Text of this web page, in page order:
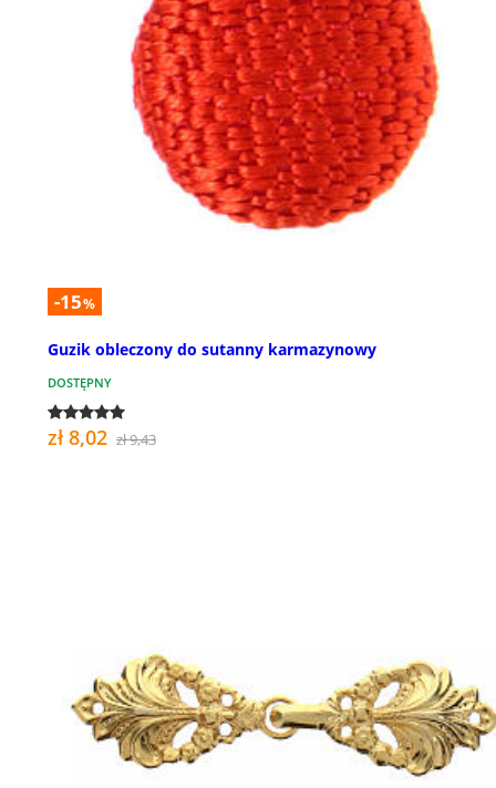
-15%
Guzik obleczony do sutanny karmazynowy
DOSTĘPNY
zł 8,02 zł 9,43